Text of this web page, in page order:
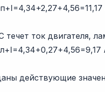
течет ток двигателя,
действующие